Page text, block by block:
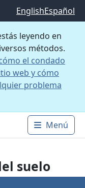
EnglishEspañol
leyendo en
métodos.
el condado
web y cómo
problema
Main
Menú
suelo